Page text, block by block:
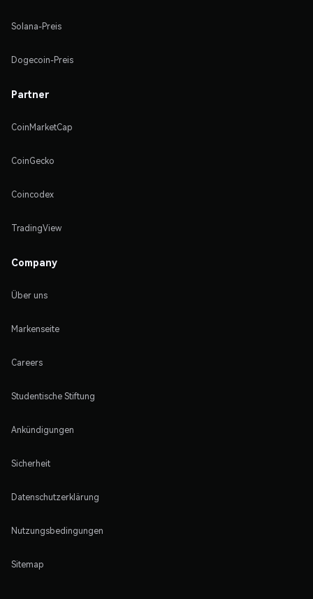
Solana-Preis
Dogecoin-Preis
Partner
CoinMarketCap
CoinGecko
Coincodex
TradingView
Company
Über uns
Markenseite
Careers
Studentische Stiftung
Ankündigungen
Sicherheit
Datenschutzerklärung
Nutzungsbedingungen
Sitemap